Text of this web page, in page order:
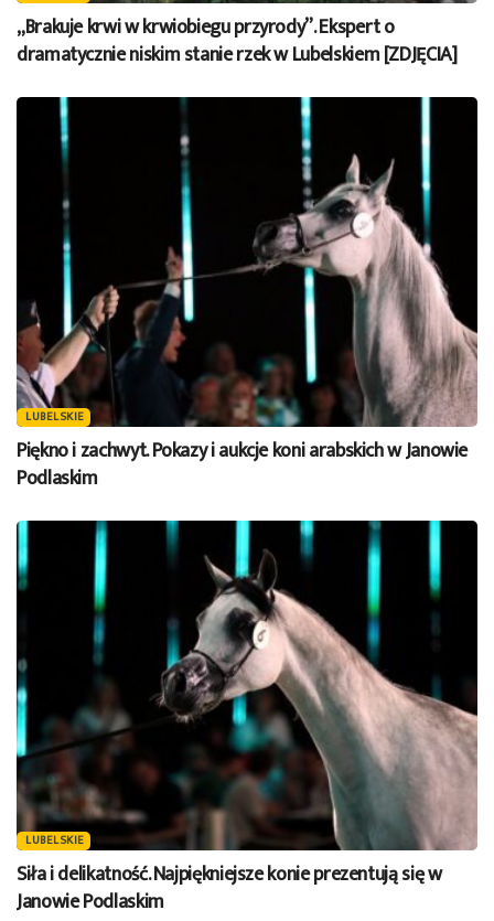
„Brakuje krwi w krwiobiegu przyrody”. Ekspert o
dramatycznie niskim stanie rzek w Lubelskiem [ZDJĘCIA]
LUBELSKIE
Piękno i zachwyt. Pokazy i aukcje koni arabskich w Janowie
Podlaskim
LUBELSKIE
Siła i delikatność. Najpiękniejsze konie prezentują się w
Janowie Podlaskim